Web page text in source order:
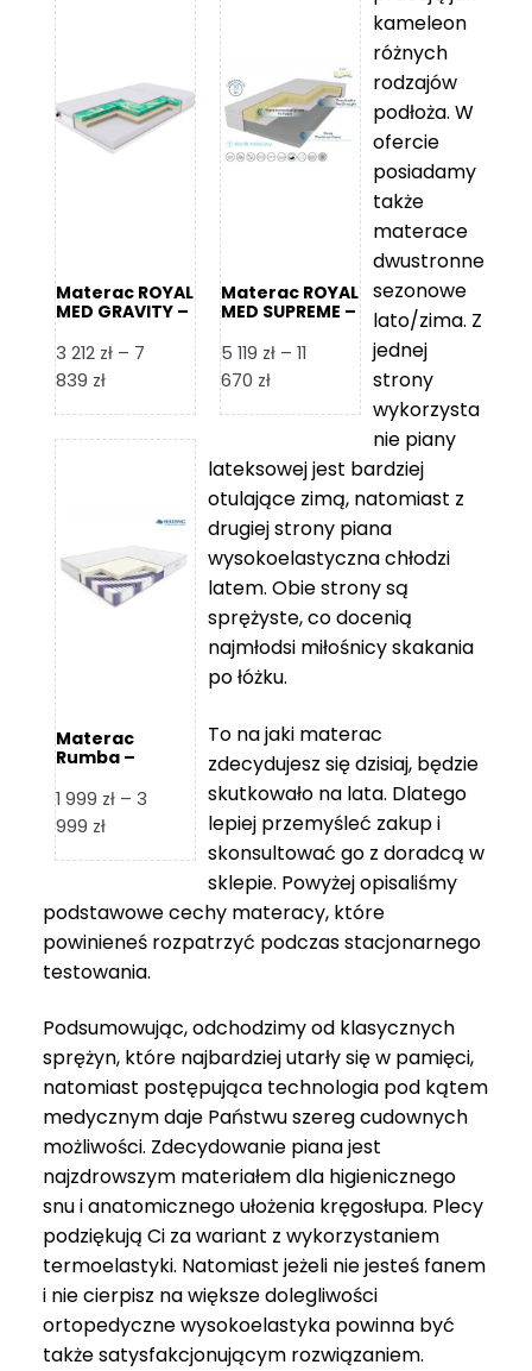
8
739 zł
6
044 zł
Materac ROYAL
MED GRAVITY –
3 212 zł – 7
839 złZakres
od
839 zł
Materac ROYAL
MED SUPREME –
5 119 zł – 11
670 złZakres
5
119 zł
do
670 zł
Materac
Rumba –
1 999 zł – 3
999 złZakres
1
999 zł
do
kameleon
różnych
rodzajów
podłoża. W
ofercie
posiadamy
także
materace
dwustronne
sezonowe
lato/zima. Z
jednej
strony
wykorzysta
nie piany
lateksowej jest bardziej
otulające zimą, natomiast z
drugiej strony piana
wysokoelastyczna chłodzi
latem. Obie strony są
sprężyste, co docenią
najmłodsi miłośnicy skakania
po łóżku.
To na jaki materac
zdecydujesz się dzisiaj, będzie
skutkowało na lata. Dlatego
lepiej przemyśleć zakup i
skonsultować go z doradcą w
sklepie. Powyżej opisaliśmy
podstawowe cechy materacy, które
powinieneś rozpatrzyć podczas stacjonarnego
testowania.
Podsumowując, odchodzimy od klasycznych
sprężyn, które najbardziej utarły się w pamięci,
natomiast postępująca technologia pod kątem
medycznym daje Państwu szereg cudownych
możliwości. Zdecydowanie piana jest
najzdrowszym materiałem dla higienicznego
snu i anatomicznego ułożenia kręgosłupa. Plecy
podziękują Ci za wariant z wykorzystaniem
termoelastyki. Natomiast jeżeli nie jesteś fanem
i nie cierpisz na większe dolegliwości
ortopedyczne wysokoelastyka powinna być
także satysfakcjonującym rozwiązaniem.